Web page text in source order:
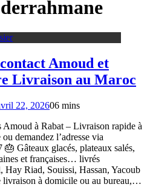
Amoud et
Livraison au Maroc
22, 202606 mins
Amoud à Rabat – Livraison rapide à
demandez l’adresse via
Gâteaux glacés, plateaux salés,
et françaises… livrés
Hay Riad, Souissi, Hassan, Yacoub
livraison à domicile ou au bureau,…